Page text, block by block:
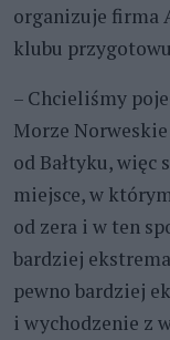
organizuje firma
klubu
– Chcieliśmy
Morze
od Bałtyku, więc
miejsce, w
od zera i w ten
bardziej
pewno bardziej
i wychodzenie z